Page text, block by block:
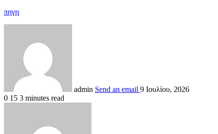
πηγη
admin Send an email 9 Ιουλίου, 2026
0 15 3 minutes read